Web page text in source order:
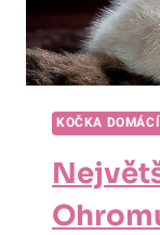
KOČKA DOMÁCÍ